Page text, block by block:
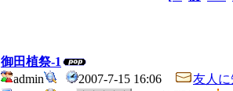
御田植祭-1
admin
2007-7-15 16:06
友人